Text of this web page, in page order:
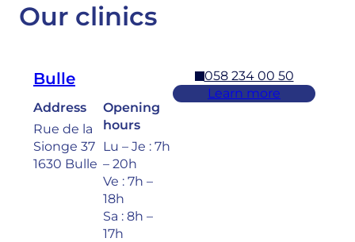
Our clinics
Bulle
Address
Rue de la
Sionge 37
1630 Bulle
Opening
hours
Lu – Je : 7h
– 20h
Ve : 7h –
18h
Sa : 8h –
17h
058 234 00 50
Learn more